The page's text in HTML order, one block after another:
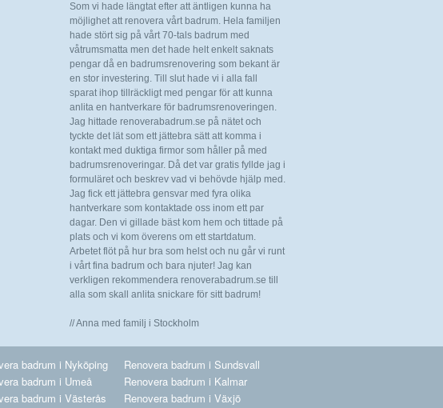
Som vi hade längtat efter att äntligen kunna ha
möjlighet att renovera vårt badrum. Hela familjen
hade stört sig på vårt 70-tals badrum med
våtrumsmatta men det hade helt enkelt saknats
pengar då en badrumsrenovering som bekant är
en stor investering. Till slut hade vi i alla fall
sparat ihop tillräckligt med pengar för att kunna
anlita en hantverkare för badrumsrenoveringen.
Jag hittade renoverabadrum.se på nätet och
tyckte det lät som ett jättebra sätt att komma i
kontakt med duktiga firmor som håller på med
badrumsrenoveringar. Då det var gratis fyllde jag i
formuläret och beskrev vad vi behövde hjälp med.
Jag fick ett jättebra gensvar med fyra olika
hantverkare som kontaktade oss inom ett par
dagar. Den vi gillade bäst kom hem och tittade på
plats och vi kom överens om ett startdatum.
Arbetet flöt på hur bra som helst och nu går vi runt
i vårt fina badrum och bara njuter! Jag kan
verkligen rekommendera renoverabadrum.se till
alla som skall anlita snickare för sitt badrum!
// Anna med familj i Stockholm
badrum i Nyköping
badrum i Umeå
badrum i Västerås
Renovera badrum i Sundsvall
Renovera badrum i Kalmar
Renovera badrum i Växjö